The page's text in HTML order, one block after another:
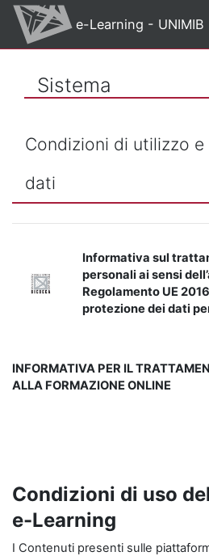
Vai al contenuto principale
e-Learning - UNIMIB
Sistema
Condizioni di utilizzo
dati
Informativa sul
personali ai sensi
Regolamento UE
protezione dei dati
INFORMATIVA PER IL
ALLA FORMAZIONE ONLINE
Condizioni di uso
e-Learning
I Contenuti presenti sulle